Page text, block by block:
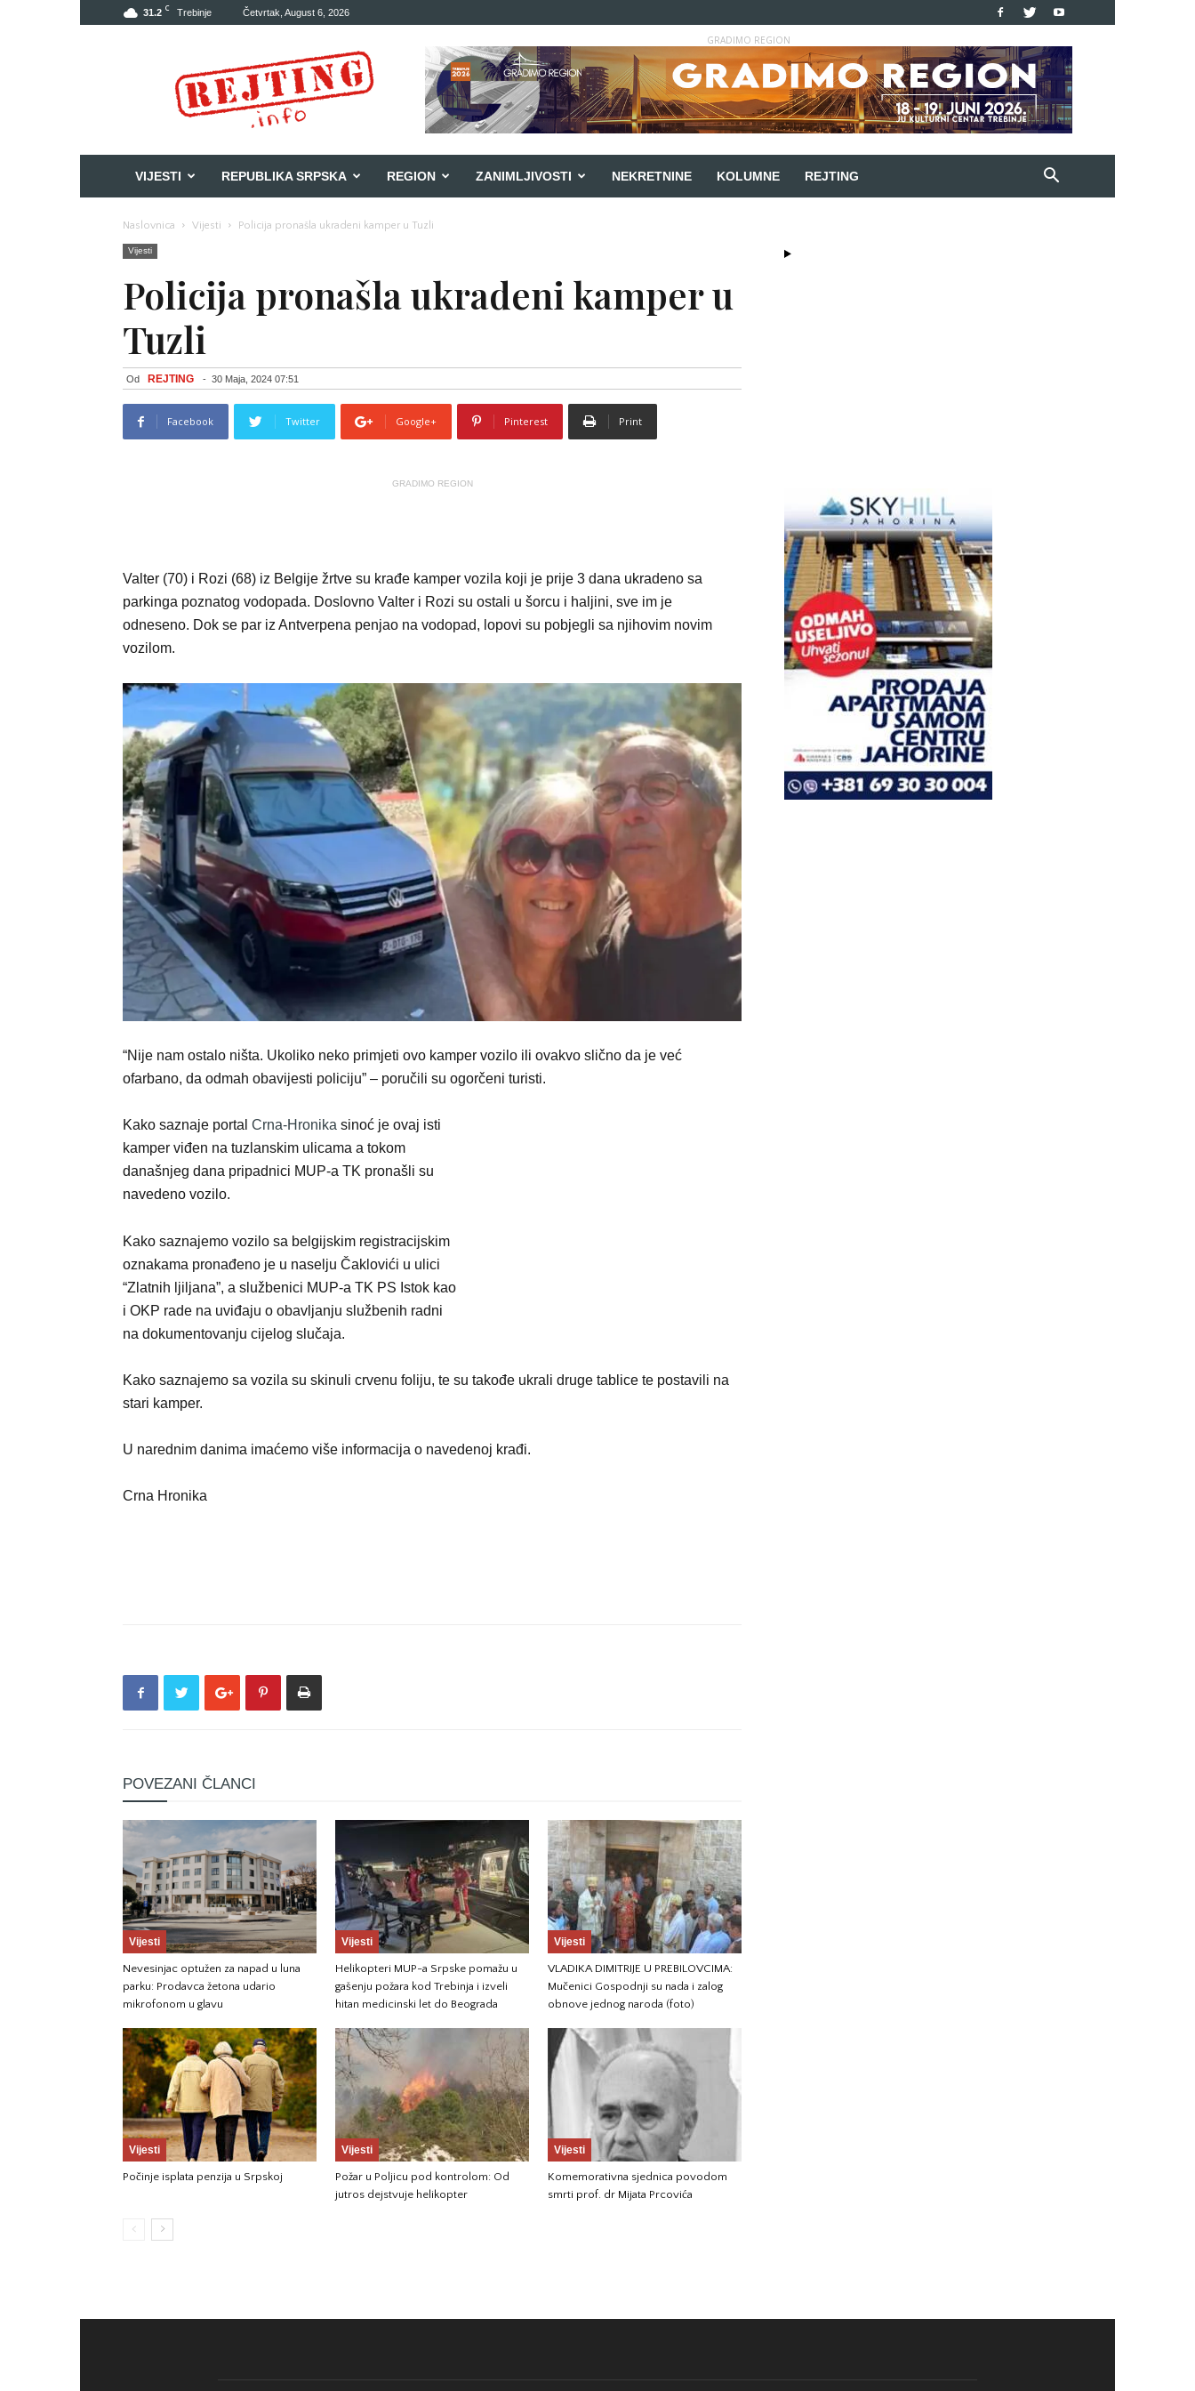
31.2 C Trebinje Četvrtak, August 6, 2026
GRADIMO REGION
VIJESTI REPUBLIKA SRPSKA REGION ZANIMLJIVOSTI NEKRETNINE KOLUMNE REJTING
Naslovnica Vijesti Policija pronašla ukradeni kamper u Tuzli
Vijesti
Policija pronašla ukradeni kamper u
Tuzli
Od REJTING - 30 Maja, 2024 07:51
Facebook Twitter Google+ Pinterest Print
GRADIMO REGION
Valter (70) i Rozi (68) iz Belgije žrtve su krađe kamper vozila koji je prije 3 dana ukradeno sa
parkinga poznatog vodopada. Doslovno Valter i Rozi su ostali u šorcu i haljini, sve im je
odneseno. Dok se par iz Antverpena penjao na vodopad, lopovi su pobjegli sa njihovim novim
vozilom.
“Nije nam ostalo ništa. Ukoliko neko primjeti ovo kamper vozilo ili ovakvo slično da je već
ofarbano, da odmah obavijesti policiju” – poručili su ogorčeni turisti.
Kako saznaje portal Crna-Hronika sinoć je ovaj isti
kamper viđen na tuzlanskim ulicama a tokom
današnjeg dana pripadnici MUP-a TK pronašli su
navedeno vozilo.
Kako saznajemo vozilo sa belgijskim registracijskim
oznakama pronađeno je u naselju Čaklovići u ulici
“Zlatnih ljiljana”, a službenici MUP-a TK PS Istok kao
i OKP rade na uviđaju o obavljanju službenih radni
na dokumentovanju cijelog slučaja.
Kako saznajemo sa vozila su skinuli crvenu foliju, te su takođe ukrali druge tablice te postavili na
stari kamper.
U narednim danima imaćemo više informacija o navedenoj krađi.
Crna Hronika
POVEZANI ČLANCI
Vijesti
Nevesinjac optužen za napad u luna
parku: Prodavca žetona udario
mikrofonom u glavu
Vijesti
Helikopteri MUP-a Srpske pomažu u
gašenju požara kod Trebinja i izveli
hitan medicinski let do Beograda
Vijesti
VLADIKA DIMITRIJE U PREBILOVCIMA:
Mučenici Gospodnji su nada i zalog
obnove jednog naroda (foto)
Vijesti
Počinje isplata penzija u Srpskoj
Vijesti
Požar u Poljicu pod kontrolom: Od
jutros dejstvuje helikopter
Vijesti
Komemorativna sjednica povodom
smrti prof. dr Mijata Prcovića